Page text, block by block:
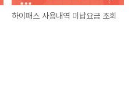
하이패스 사용내역 미납요금 조회